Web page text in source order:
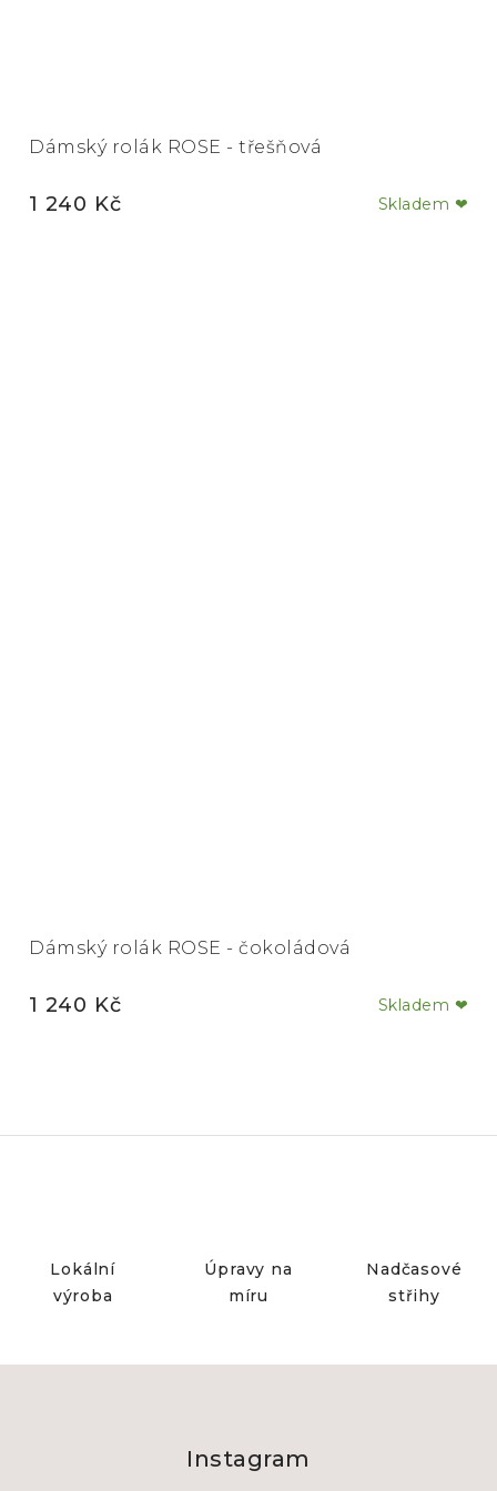
Lokální
výroba
Úpravy na
míru
Nadčasové
střihy
Dámský rolák ROSE - třešňová
Skladem ❤
1 240 Kč
Dámský rolák ROSE - čokoládová
Skladem ❤
1 240 Kč
Instagram